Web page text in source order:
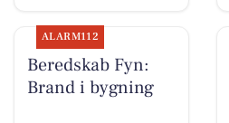
ALARM112
Beredskab Fyn:
Brand i bygning